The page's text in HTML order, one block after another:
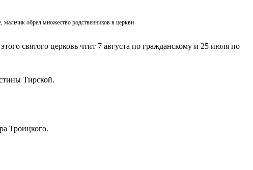
обрел множество родственников в церкви
святого церковь чтит 7 августа по гражданскому и 25 июля по
Тирской.
Троицкого.